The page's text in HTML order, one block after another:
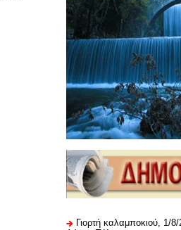
Γιορτή καλαμποκιού, 1/